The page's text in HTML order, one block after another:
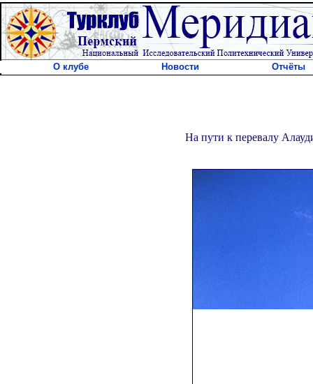
О клубе Новости Отчёты
На пути к перевалу